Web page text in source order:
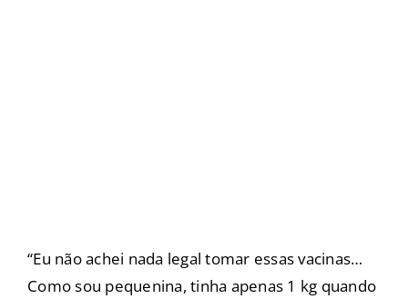
“Eu não achei nada legal tomar essas vacinas…
Como sou pequenina, tinha apenas 1 kg quando